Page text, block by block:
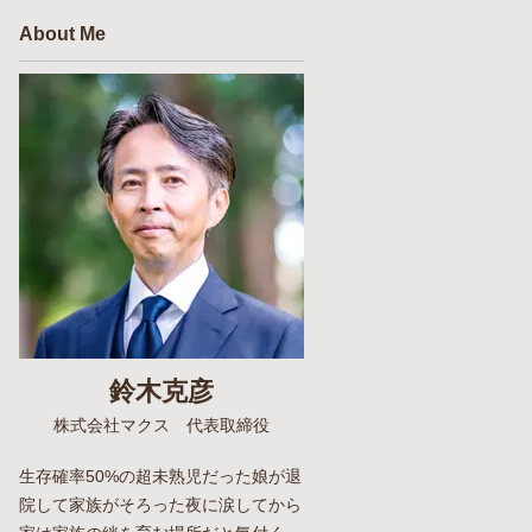
About Me
鈴木克彦
株式会社マクス 代表取締役
生存確率50%の超未熟児だった娘が退
院して家族がそろった夜に涙してから